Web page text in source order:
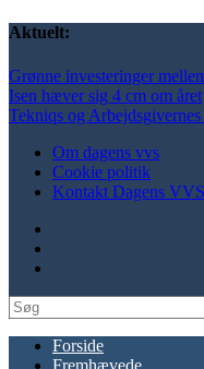
Aktuelt:
Grønne investeringer
Isen hæver sig 4 cm om året
Tekniqs og
Om dagens vvs
Cookie politik
Kontakt Dagens VVS
Forside
Fremhævede